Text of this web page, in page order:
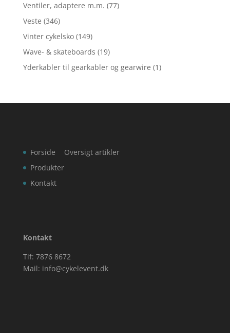
Ventiler, adaptere m.m. (77)
Veste (346)
Vinter cykelsko (149)
Wave- & skateboards (19)
Yderkabler til gearkabler og gearwire (1)
Forside
Produkter
Kontakt
Oversigt artikler
Kontakt
Tlf: 7876 8672
Mail: info@cykelevent.dk